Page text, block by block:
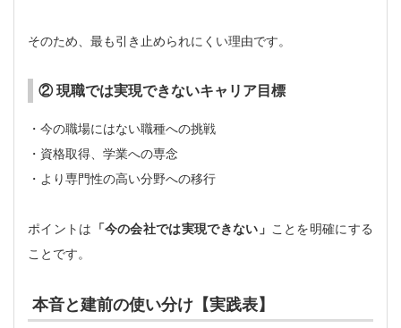
そのため、最も引き止められにくい理由です。
② 現職では実現できないキャリア目標
・今の職場にはない職種への挑戦
・資格取得、学業への専念
・より専門性の高い分野への移行
ポイントは 「今の会社では実現できない」 ことを明確にする
ことです。
本音と建前の使い分け【実践表】